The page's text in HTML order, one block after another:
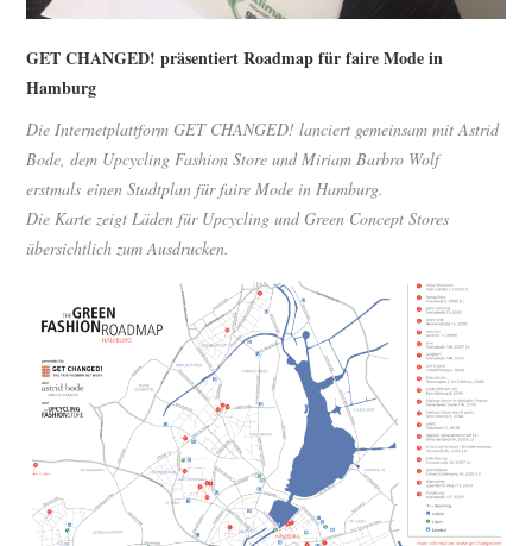
SLOW THINGS
GET CHANGED! präsentiert Roadmap für faire Mode in
Hamburg
Die Internetplattform GET CHANGED! lanciert gemeinsam mit Astrid
Bode, dem Upcycling Fashion Store und Miriam Barbro Wolf
erstmals einen Stadtplan für faire Mode in Hamburg.
Die Karte zeigt Läden für Upcycling und Green Concept Stores
übersichtlich zum Ausdrucken.